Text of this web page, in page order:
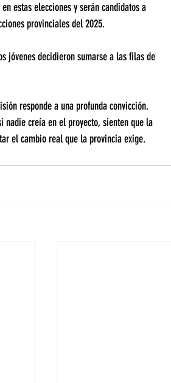
estas elecciones y serán candidatos a
provinciales del 2025.
jóvenes decidieron sumarse a las filas de
responde a una profunda convicción.
nadie creía en el proyecto, sienten que la
el cambio real que la provincia exige.